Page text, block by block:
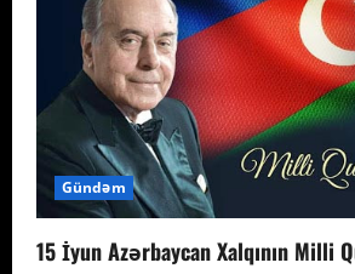
Gündəm
15 İyun Azərbaycan Xalqının Milli